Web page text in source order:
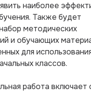
наиболее
Также будет
методических
и обучающих
для
классов.
работа включает